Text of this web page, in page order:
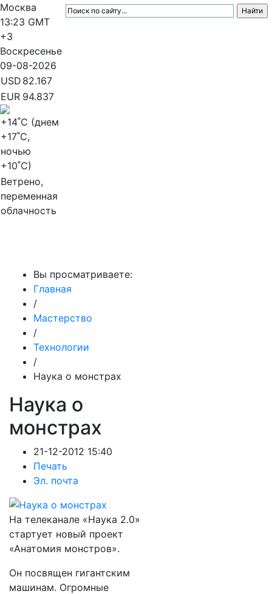
Москва
13:23 GMT
+3
Воскресенье
09-08-2026
USD 82.167
EUR 94.837
+14˚C (днем
+17˚C,
ночью
+10˚C)
Ветрено,
переменная
облачность
Вы просматриваете:
Главная
/
Мастерство
/
Технологии
/
Наука о монстрах
Наука о
монстрах
21-12-2012 15:40
Печать
Эл. почта
На телеканале «Наука 2.0»
стартует новый проект
«Анатомия монстров».
Он посвящен гигантским
машинам. Огромные